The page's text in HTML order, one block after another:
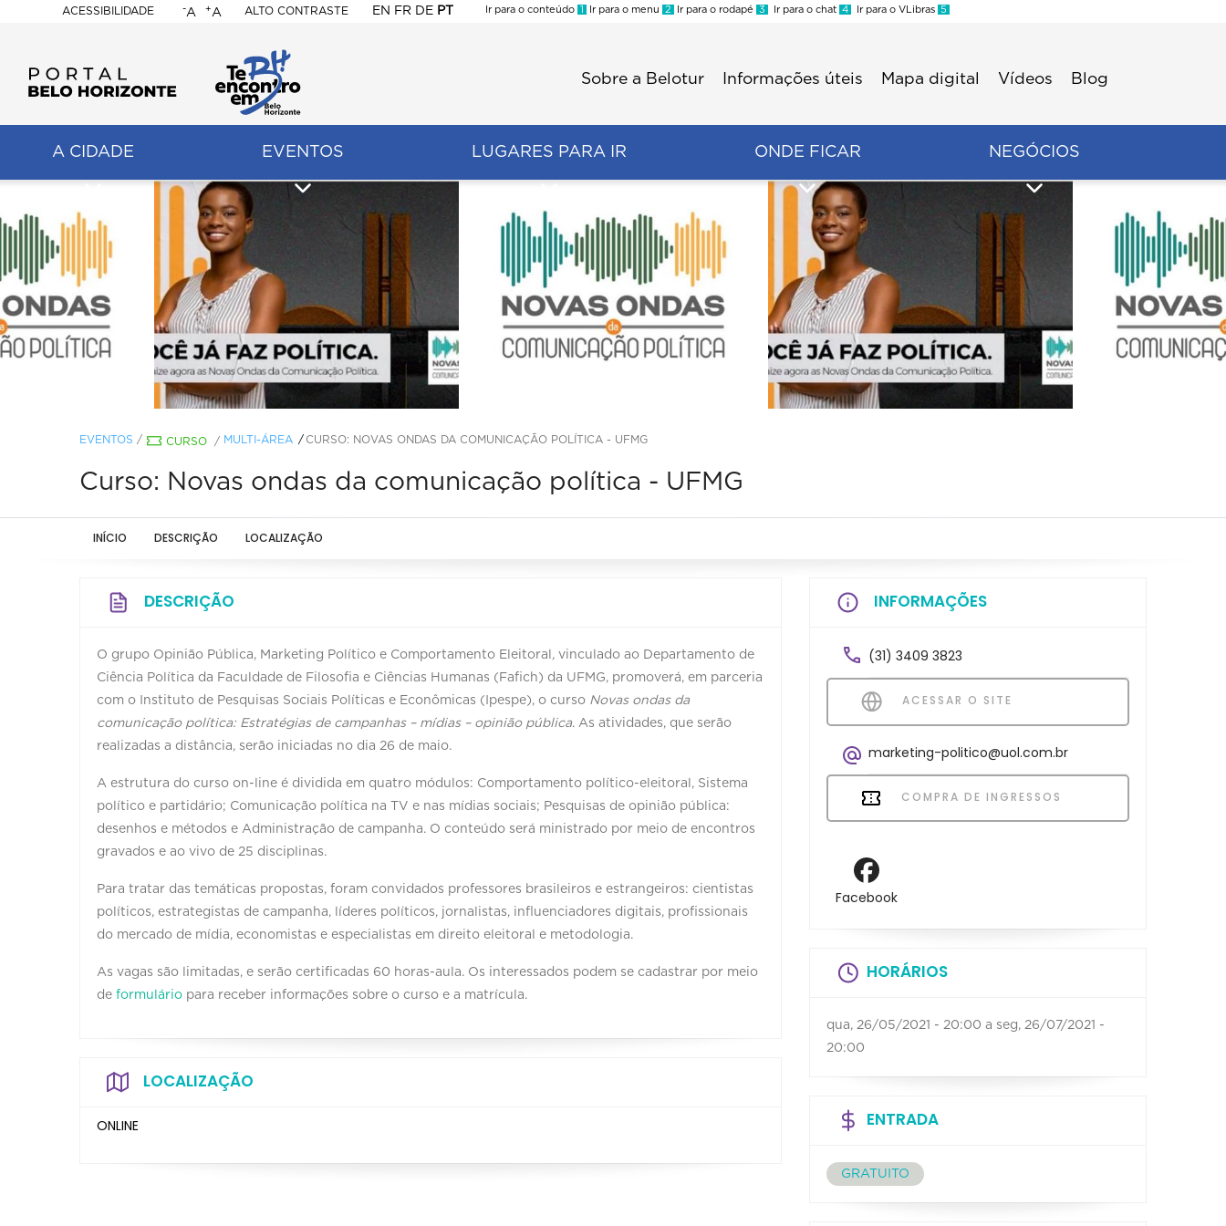
ACESSIBILIDADE
BELO
HORIZONTE
-A +A ALTO CONTRASTE EN FR DE PT
Ir para o conteúdo 1 Ir para o menu 2 Ir para o rodapé 3 Ir para o chat 4 Ir para o VLibras 5
Sobre a Belotur Informações úteis Mapa digital Vídeos Blog
A CIDADE EVENTOS LUGARES PARA IR ONDE FICAR NEGÓCIOS
EVENTOS / CURSO / MULTI-ÁREA CURSO: NOVAS ONDAS DA COMUNICAÇÃO POLÍTICA - UFMG
Curso: Novas ondas da comunicação política - UFMG
INÍCIO DESCRIÇÃO LOCALIZAÇÃO
DESCRIÇÃO
O grupo Opinião Pública, Marketing Político e Comportamento Eleitoral , vinculado ao Departamento de
Ciência Política da Faculdade de Filosofia e Ciências Humanas (Fafich) da UFMG, promoverá, em parceria
com o Instituto de Pesquisas Sociais Políticas e Econômicas (Ipespe), o curso Novas ondas da
comunicação política: Estratégias de campanhas – mídias – opinião pública. As atividades, que serão
realizadas a distância, serão iniciadas no dia 26 de maio.
A estrutura do curso on-line é dividida em quatro módulos: Comportamento político-eleitoral, Sistema
político e partidário; Comunicação política na TV e nas mídias sociais; Pesquisas de opinião pública:
desenhos e métodos e Administração de campanha. O conteúdo será ministrado por meio de encontros
gravados e ao vivo de 25 disciplinas.
Para tratar das temáticas propostas, foram convidados professores brasileiros e estrangeiros: cientistas
políticos, estrategistas de campanha, líderes políticos, jornalistas, influenciadores digitais, profissionais
do mercado de mídia, economistas e especialistas em direito eleitoral e metodologia.
As vagas são limitadas, e serão certificadas 60 horas-aula. Os interessados podem se cadastrar por meio
de formulário para receber informações sobre o curso e a matrícula.
LOCALIZAÇÃO
ONLINE
INFORMAÇÕES
(31) 3409 3823
ACESSAR O SITE
marketing-politico@uol.com.br
COMPRA DE INGRESSOS
Facebook
HORÁRIOS
qua, 26/05/2021 - 20:00 a seg, 26/07/2021 -
20:00
ENTRADA
GRATUITO